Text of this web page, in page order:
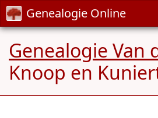
Genealogie Online
Genealogie Van
Knoop en